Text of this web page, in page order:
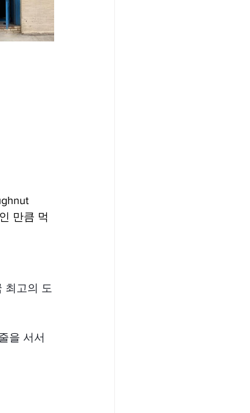
행지
만큼 먹
최고의 도
을 서서